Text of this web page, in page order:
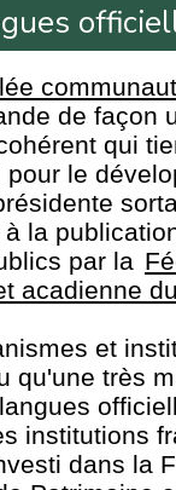
de façon
qui
le
la
par la
acadienne
et
qu'une très
institutions
dans la